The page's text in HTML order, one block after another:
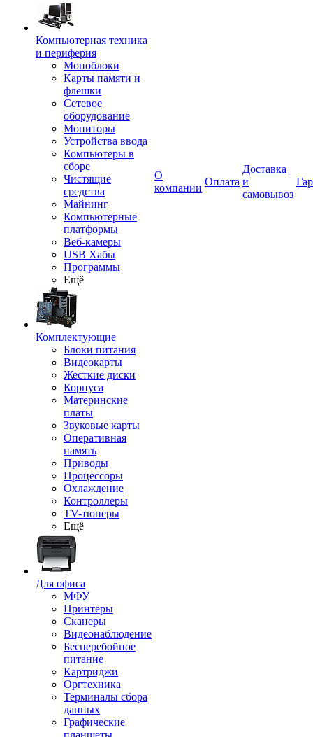
Компьютерная техника
и периферия
Моноблоки
Карты памяти и
флешки
Сетевое
оборудование
Мониторы
Устройства ввода
Компьютеры в
сборе
Чистящие
средства
Майнинг
Компьютерные
платформы
Веб-камеры
USB Хабы
Программы
Ещё
Комплектующие
Блоки питания
Видеокарты
Жесткие диски
Корпуса
Материнские
платы
Звуковые карты
Оперативная
память
Приводы
Процессоры
Охлаждение
Контроллеры
TV-тюнеры
Ещё
Для офиса
МФУ
Принтеры
Сканеры
Видеонаблюдение
Бесперебойное
питание
Картриджи
Оргтехника
Терминалы сбора
данных
Графические
планшеты
О
компании
Оплата
Доставка
и
самовывоз